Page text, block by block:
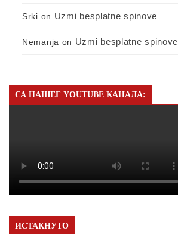
Srki on Uzmi besplatne spinove
Nemanja on Uzmi besplatne spinove
СА НАШЕГ YOUTUBE КАНАЛА:
ИСТАКНУТО